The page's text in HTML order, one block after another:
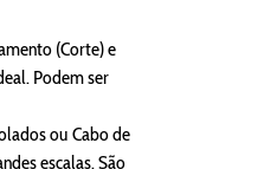
(Corte) e
Podem ser
ou Cabo de
escalas. São